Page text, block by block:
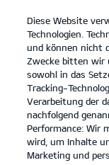
open
menu
DIE KIA
DIE KIA
Diese Website
Technologien.
und können nicht
Zwecke bitten wir
sowohl in das
Tracking-
Verarbeitung der
nachfolgend
Performance: Wir
wird, um Inhalte
Marketing und